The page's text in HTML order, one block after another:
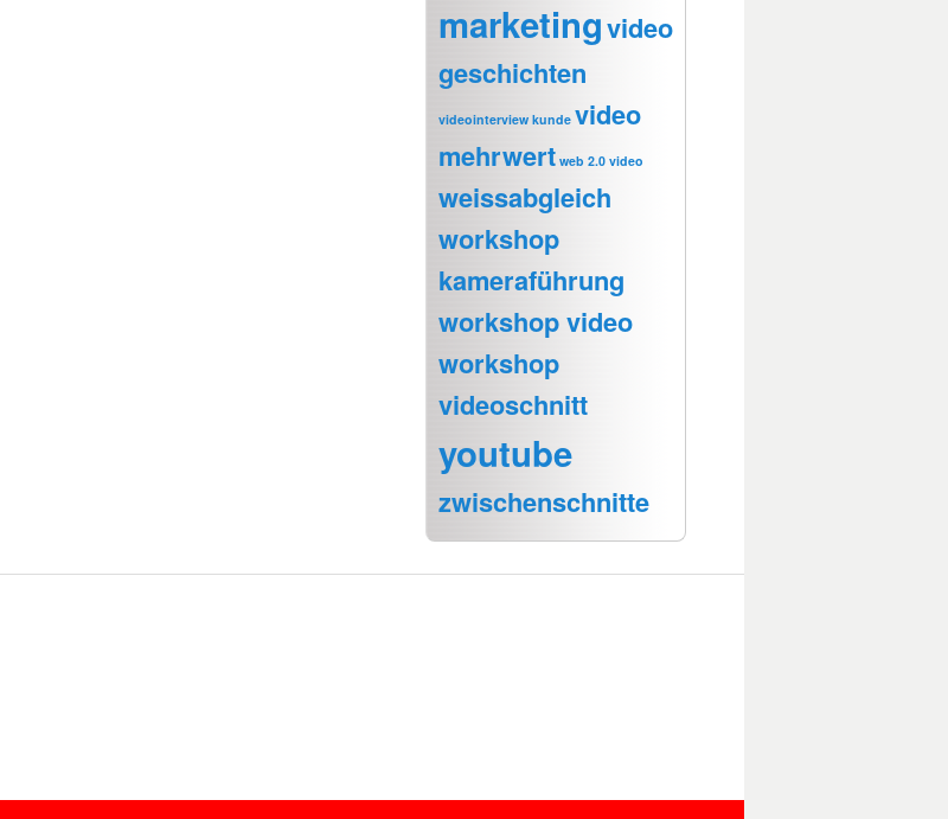
marketingvideo
geschichten
videointerview kunde video
mehrwert web 2.0 video
weissabgleich
workshop
kameraführung
workshop video
workshop
videoschnitt
youtube
zwischenschnitte